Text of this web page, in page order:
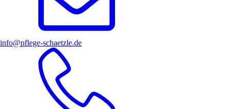
info@pflege-schaetzle.de